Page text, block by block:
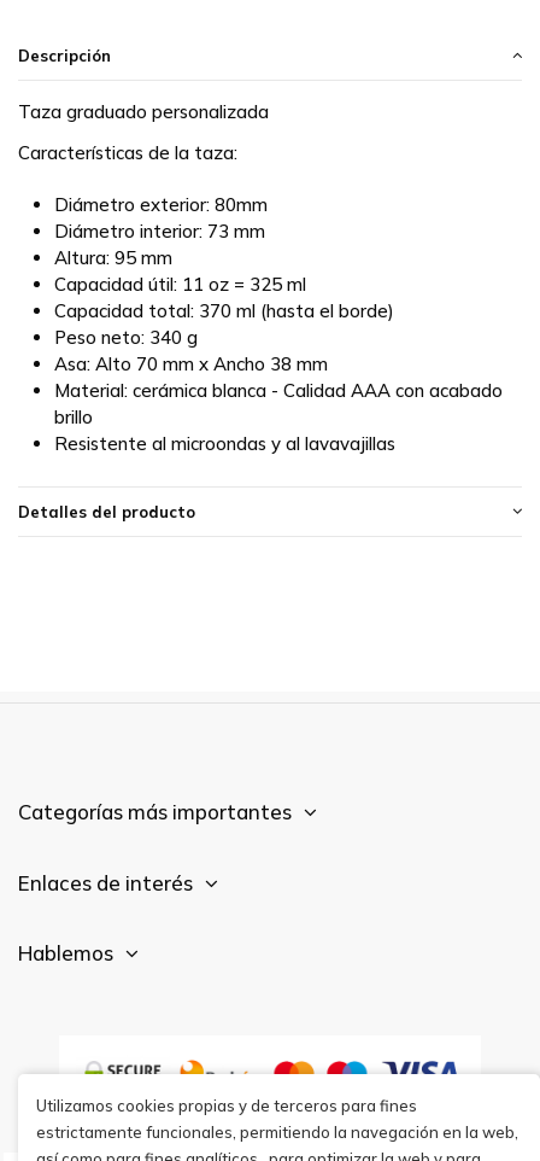
Descripción
Taza graduado personalizada
Características de la taza:
Diámetro exterior: 80mm
Diámetro interior: 73 mm
Altura: 95 mm
Capacidad útil: 11 oz = 325 ml
Capacidad total: 370 ml (hasta el borde)
Peso neto: 340 g
Asa: Alto 70 mm x Ancho 38 mm
Material: cerámica blanca - Calidad AAA con acabado
brillo
Resistente al microondas y al lavavajillas
Detalles del producto
Categorías más importantes
Enlaces de interés
Hablemos
Utilizamos cookies propias y de terceros para fines
estrictamente funcionales, permitiendo la navegación en la web,